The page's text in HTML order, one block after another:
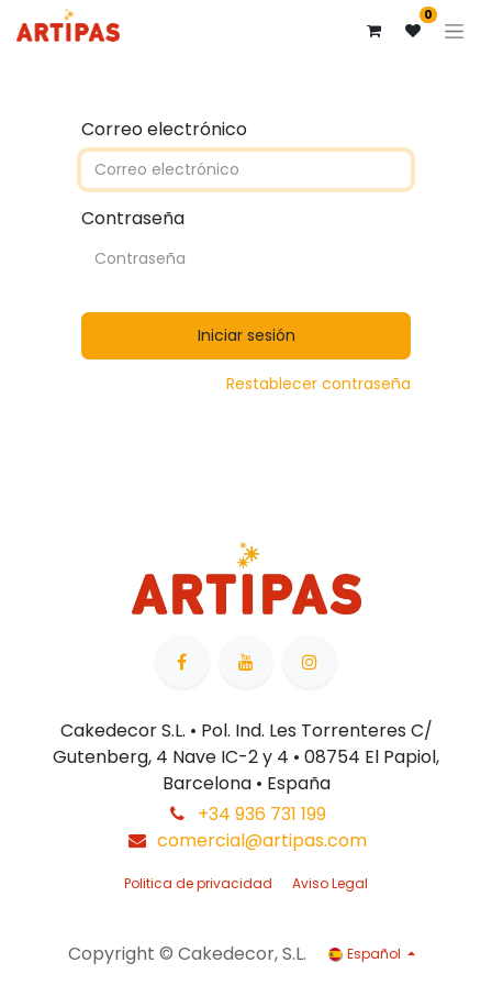
0
Correo electrónico
Contraseña
Iniciar sesión
Restablecer contraseña
Cakedecor S.L. • Pol. Ind. Les Torrenteres C/
Gutenberg, 4 Nave IC-2 y 4 • 08754 El Papiol,
Barcelona • España
+34 936 731 199
comercial@artipas.com
Politica de privacidad Aviso Legal
Copyright © Cakedecor, S.L. Español